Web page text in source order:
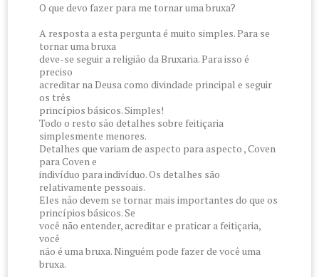
O que devo fazer para me tornar uma bruxa?
A resposta a esta pergunta é muito simples. Para se
tornar uma bruxa
deve-se seguir a religião da Bruxaria. Para isso é
preciso
acreditar na Deusa como divindade principal e seguir
os três
princípios básicos. Simples!
Todo o resto são detalhes sobre feitiçaria
simplesmente menores.
Detalhes que variam de aspecto para aspecto , Coven
para Coven e
indivíduo para indivíduo. Os detalhes são
relativamente pessoais.
Eles não devem se tornar mais importantes do que os
princípios básicos. Se
você não entender, acreditar e praticar a feitiçaria,
você
não é uma bruxa. Ninguém pode fazer de você uma
bruxa.